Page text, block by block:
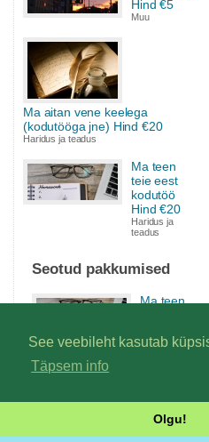
See veebileht kasutab
Täpsem info
Olgu!
Hind €5
Muu
Ma aitan vene keelega
(kodutööga jne) Hind €20
Haridus ja teadus
Ma teen
teie eest
kodutöö
Hind €20
Haridus ja
teadus
Seotud pakkumised
Ma teen
Hind €20